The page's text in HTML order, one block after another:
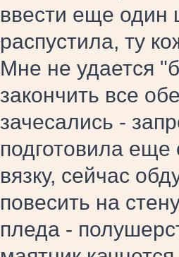
ввести еще один
распустила, ту
Мне не удается
закончить все
зачесались -
подготовила еще
вязку, сейчас
повесить на
пледа -